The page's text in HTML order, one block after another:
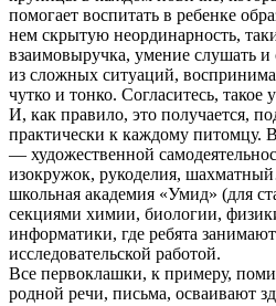
помогает воспитать в ребенке
нем скрытую неординарность,
взаимовыручка, умение слушать
из сложных ситуаций,
чутко и тонко. Согласитесь,
И, как правило, это получается,
практически к каждому питомцу.
— художественной
изокружок, рукоделия,
школьная академия «Умид» (для
секциями химии, биологии,
информатики, где ребята
исследовательской работой.
Все первоклашки, к примеру,
родной речи, письма, осваивают